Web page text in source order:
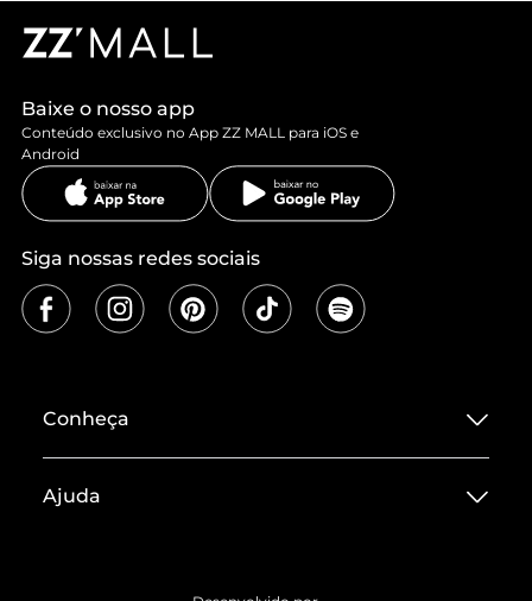
Baixe o nosso app
Conteúdo exclusivo no App ZZ MALL para iOS e
Android
Siga nossas redes sociais
Conheça
Termos de Uso
Ajuda